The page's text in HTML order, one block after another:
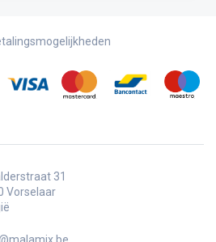
31
Vorselaar